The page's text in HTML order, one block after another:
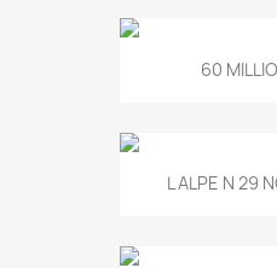
60
L ALPE N 29